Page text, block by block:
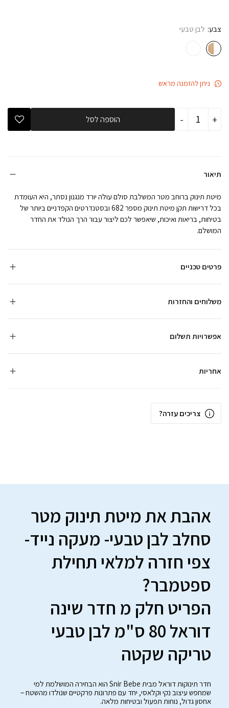
צבע לבן טבעי
ניתן להזמנה מראש
-
כמות
מיטת
צפי
חזרה
למלאי
תחילת
+ הוספה לסל
תיאור
מיטת תינוק ברוחב מטר המשלבת סולם עולה יורד מנגנון נסתר, היא העומדת
בכל דרישות תקן מיטת תינוק מספר 682 ובסטנדרטים הקפדניים ביותר של
בטיחות, בריאות ואיכות, שיאפשר לכם ליצור עבור הרך הנולד את החדר
המושלם.
פרטים טכניים
משלוחים והחזרות
אפשרויות תשלום
אחריות
צריכים עזרה?
אהבת את מיטת תינוק מטר
סחלב לבן טבעי- מעקה נייד-
צפי חזרה למלאי תחילת
ספטמבר?
הפריט חלק מ חדר שינה
דוראל 80 ס"מ לבן טבעי
טריקה שקטה
חדר תינוקות דוראל מבית Snir Bebe הוא הבחירה המושלמת למי
שמחפש עיצוב נקי וקלאסי, יחד עם פתרונות פרקטיים שנולדו מהשטח –
אחסון גדול, נוחות תפעול ובטיחות מלאה.